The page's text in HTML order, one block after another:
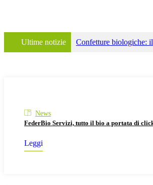
Ultime notizie Confetture biologiche:
BIO IN SERVIZIO
News
FederBio Servizi, tutto il bio a portata di
Leggi